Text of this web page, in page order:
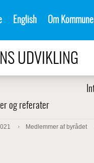
English Om
UDVIKLING
og referater
Medlemmer af byrådet